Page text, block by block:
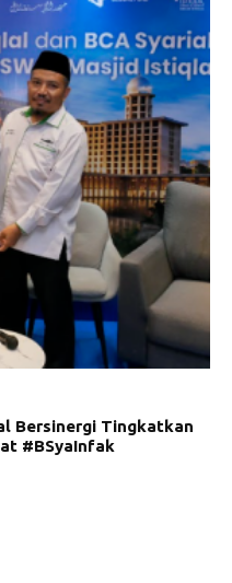
Bersinergi Tingkatkan
#BSyaInfak